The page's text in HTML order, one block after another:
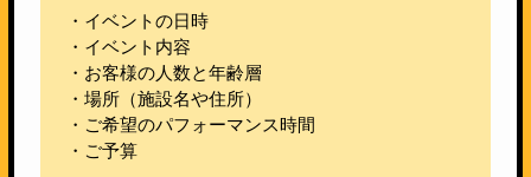
・イベントの日時
・イベント内容
・お客様の人数と年齢層
・場所（施設名や住所）
・ご希望のパフォーマンス時間
・ご予算